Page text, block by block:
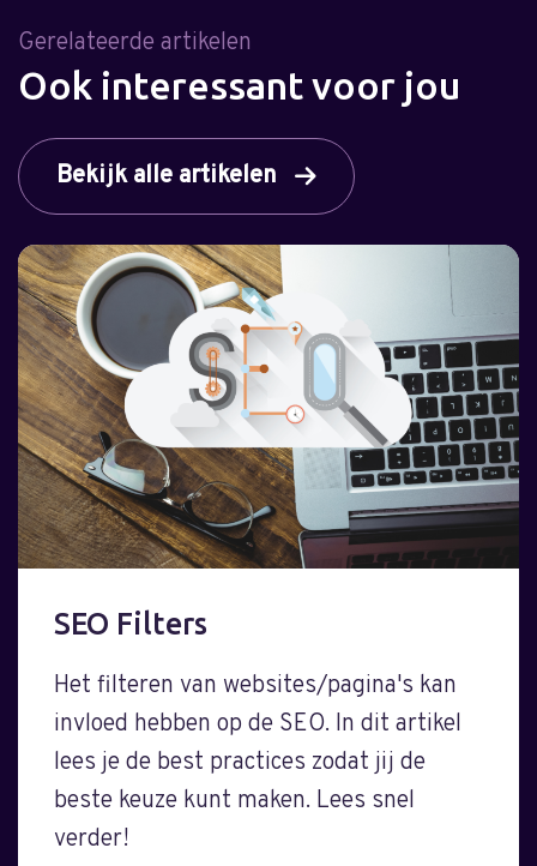
Gerelateerde artikelen
Ook interessant voor jou
Bekijk alle artikelen
SEO Filters
Het filteren van websites/pagina's kan
invloed hebben op de SEO. In dit artikel
lees je de best practices zodat jij de
beste keuze kunt maken. Lees snel
verder!